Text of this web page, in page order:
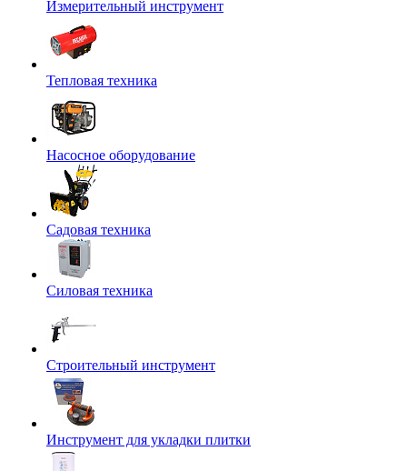
Измерительный инструмент
Тепловая техника
Насосное оборудование
Садовая техника
Силовая техника
Строительный инструмент
Инструмент для укладки плитки